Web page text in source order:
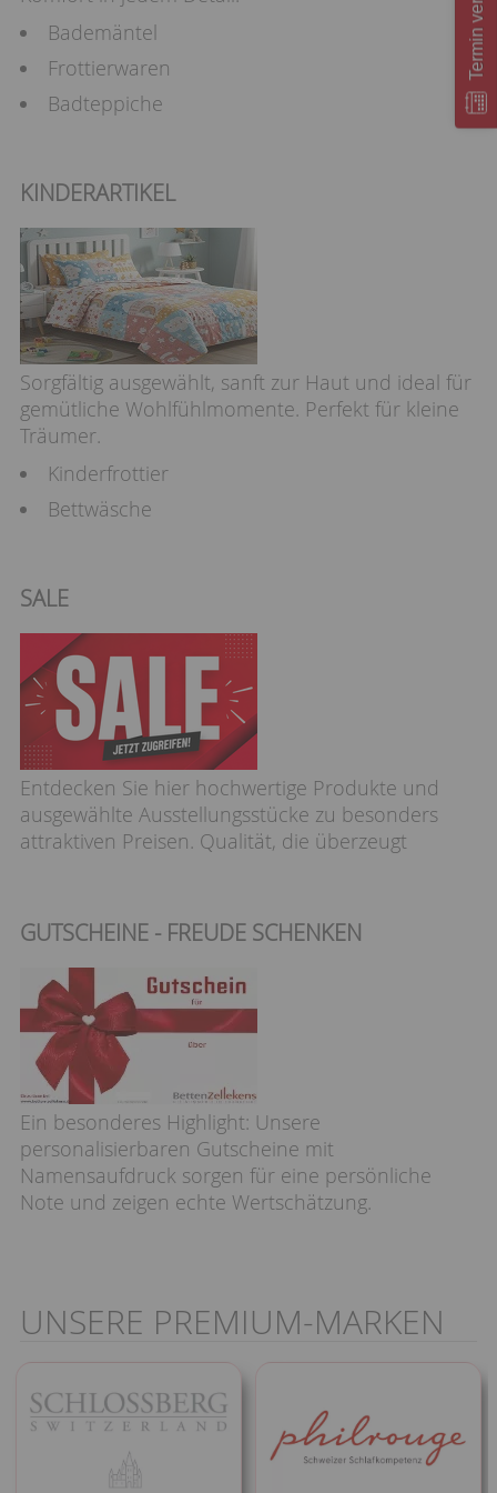
Bademäntel
Frottierwaren
Badteppiche
KINDERARTIKEL
Sorgfältig ausgewählt, sanft zur Haut und ideal für
gemütliche Wohlfühlmomente. Perfekt für kleine
Träumer.
Kinderfrottier
Bettwäsche
SALE
Entdecken Sie hier hochwertige Produkte und
ausgewählte Ausstellungsstücke zu besonders
attraktiven Preisen. Qualität, die überzeugt
GUTSCHEINE - FREUDE SCHENKEN
Ein besonderes Highlight: Unsere
personalisierbaren Gutscheine mit
Namensaufdruck sorgen für eine persönliche
Note und zeigen echte Wertschätzung.
UNSERE PREMIUM-MARKEN